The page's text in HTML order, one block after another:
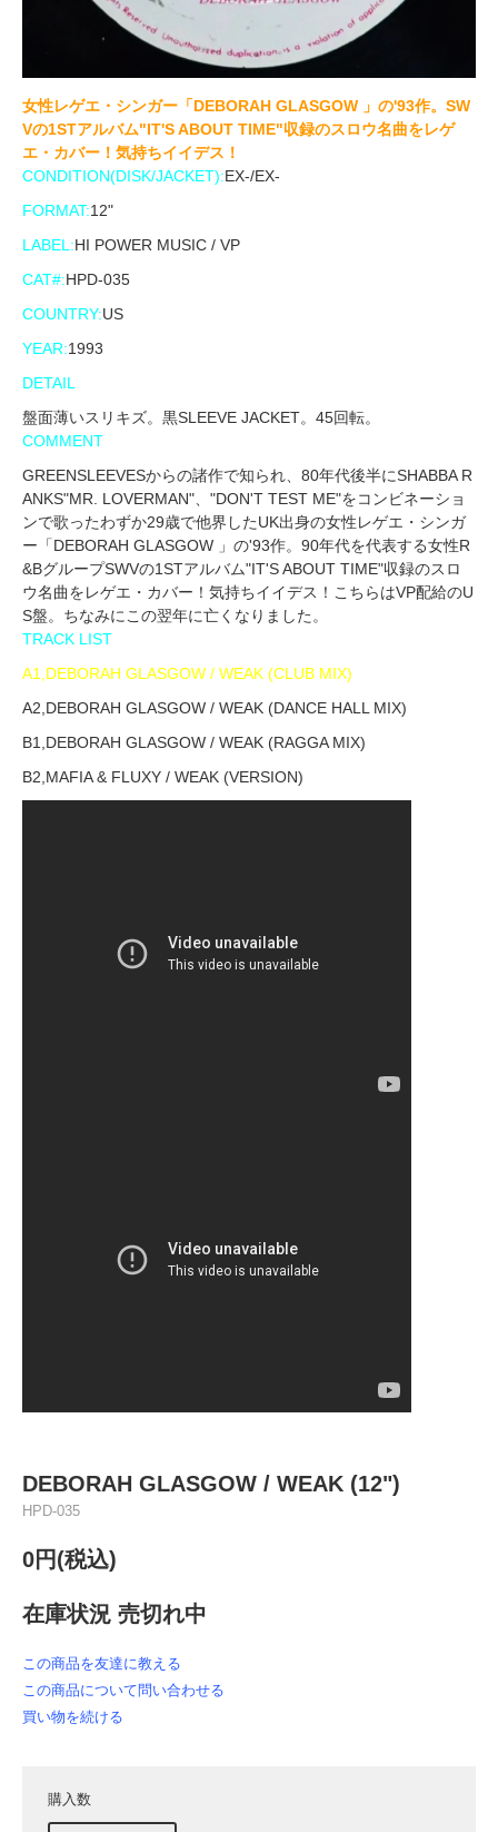
女性レゲエ・シンガー「DEBORAH GLASGOW 」の'93作。SW
Vの1STアルバム"IT'S ABOUT TIME"収録のスロウ名曲をレゲ
エ・カバー！気持ちイイデス！
CONDITION(DISK/JACKET):EX-/EX-
FORMAT:12"
LABEL:HI POWER MUSIC / VP
CAT#:HPD-035
COUNTRY:US
YEAR:1993
DETAIL
盤面薄いスリキズ。黒SLEEVE JACKET。45回転。
COMMENT
GREENSLEEVESからの諸作で知られ、80年代後半にSHABBA R
ANKS"MR. LOVERMAN"、"DON'T TEST ME"をコンビネーショ
ンで歌ったわずか29歳で他界したUK出身の女性レゲエ・シンガ
ー「DEBORAH GLASGOW 」の'93作。90年代を代表する女性R
&BグループSWVの1STアルバム"IT'S ABOUT TIME"収録のスロ
ウ名曲をレゲエ・カバー！気持ちイイデス！こちらはVP配給のU
S盤。ちなみにこの翌年に亡くなりました。
TRACK LIST
A1,DEBORAH GLASGOW / WEAK (CLUB MIX)
A2,DEBORAH GLASGOW / WEAK (DANCE HALL MIX)
B1,DEBORAH GLASGOW / WEAK (RAGGA MIX)
B2,MAFIA & FLUXY / WEAK (VERSION)
DEBORAH GLASGOW / WEAK (12")
HPD-035
0円(税込)
在庫状況 売切れ中
この商品を友達に教える
この商品について問い合わせる
買い物を続ける
購入数